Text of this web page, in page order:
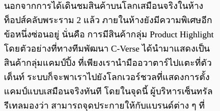
นอกจากการได้เดินชมสินค้าบนโลกเสมือนจริงในห้าง
ท็อปส์คลับพระราม 2 แล้ว ภายในห้างยังมีความพิเศษอีก
ข้อหนึ่งซ่อนอยู่ นั่นคือ การมีสินค้ากลุ่ม Product Highlight
โดยตัวอย่างที่ทางทีมพัฒนา C-Verse ได้นำมาแสดงเป็น
สินค้ากลุ่มแคมป์ปิ้ง ที่เพียงเรานำมืออวาตาร์ไปแตะที่ตัว
เต็นท์ ระบบก็จะพาเราไปยังโลกเวอร์ชวลที่แสดงการตั้ง
แคมป์แบบเสมือนจริงทันที โดยในจุดนี้ ผู้บริหารเซ็นทรัล
รีเทลมองว่า สามารถจุดประกายให้กับแบรนด์ต่าง ๆ ที่